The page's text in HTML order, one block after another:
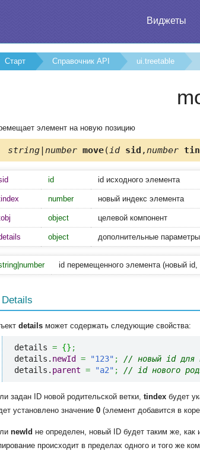
Виджеты
Старт Справочник API ui.treetable
элемент на новую позицию
string|number move( id sid , number
id id исходного элемента
number новый индекс элемента
object целевой компонент
object дополнительные
id перемещенного элемента (новый
Details
details может содержать следующие свойства:
details = {} ;
details. newId = "123" ;
// новый id для
details. parent = "a2" ; // id нового
задан ID новой родительской ветки, tindex будет
установлено значение 0 (элемент добавится в
newId не определен, новый ID будет таким же, как
происходит в пределах одного и того же